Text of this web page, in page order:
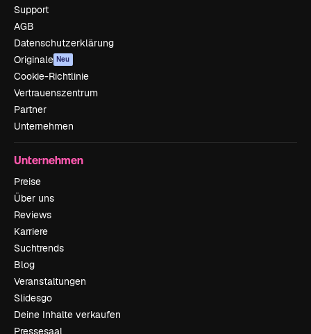
Support
AGB
Datenschutzerklärung
Originale Neu
Cookie-Richtlinie
Vertrauenszentrum
Partner
Unternehmen
Unternehmen
Preise
Über uns
Reviews
Karriere
Suchtrends
Blog
Veranstaltungen
Slidesgo
Deine Inhalte verkaufen
Pressesaal